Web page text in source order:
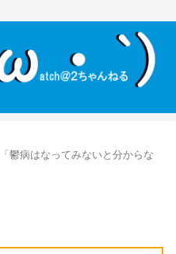
「鬱病はなってみないと分からな